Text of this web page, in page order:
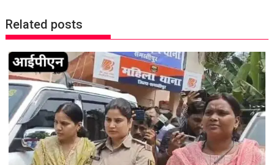
n
a
v
i
g
a
t
i
o
Related posts